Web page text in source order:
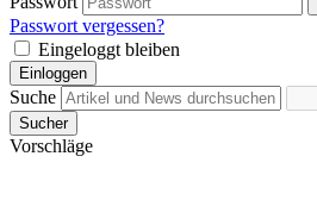
Passwort vergessen?
Eingeloggt bleiben
Einloggen
Suche
Sucher
Vorschläge